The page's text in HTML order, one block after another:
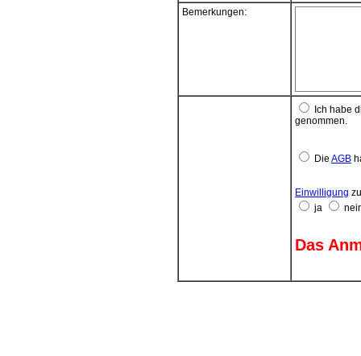
Bemerkungen:
Ich habe
genommen.
Die AGB
Einwilligung
ja
Das